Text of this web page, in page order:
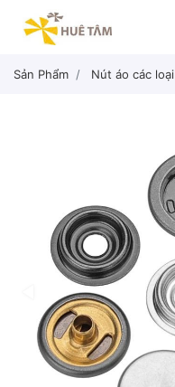
Sản Phẩm Nút áo các loại